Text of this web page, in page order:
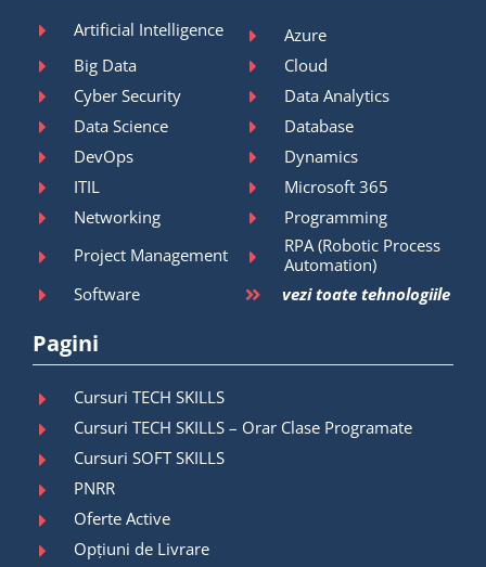
Artificial Intelligence
Azure
Big Data
Cloud
Cyber Security
Data Analytics
Data Science
Database
DevOps
Dynamics
ITIL
Microsoft 365
Networking
Programming
Project Management
RPA (Robotic Process
Automation)
Software
vezi toate tehnologiile
Pagini
Cursuri TECH SKILLS
Cursuri TECH SKILLS – Orar Clase Programate
Cursuri SOFT SKILLS
PNRR
Oferte Active
Opțiuni de Livrare